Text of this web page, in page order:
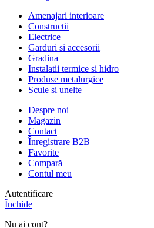
Amenajari interioare
Constructii
Electrice
Garduri si accesorii
Gradina
Instalatii termice si hidro
Produse metalurgice
Scule si unelte
Despre noi
Magazin
Contact
Înregistrare B2B
Favorite
Compară
Contul meu
Autentificare
Închide
Nu ai cont?